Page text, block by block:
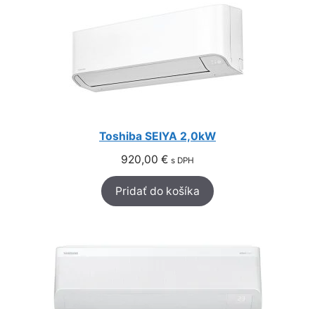
Toshiba SEIYA 2,0kW
920,00 € s DPH
Pridať do košíka